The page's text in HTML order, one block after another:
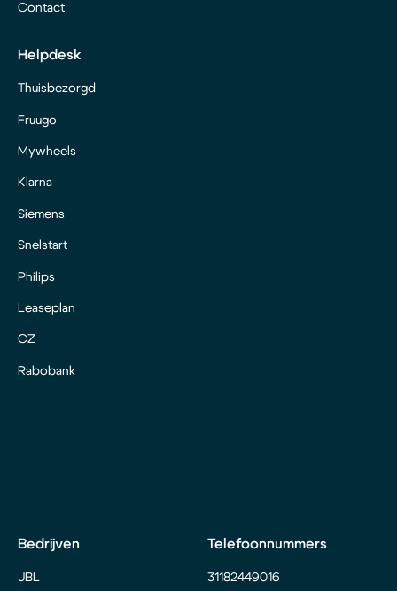
Contact
Helpdesk
Thuisbezorgd
Fruugo
Mywheels
Klarna
Siemens
Snelstart
Philips
Leaseplan
CZ
Rabobank
Bedrijven
JBL
Telefoonnummers
31182449016